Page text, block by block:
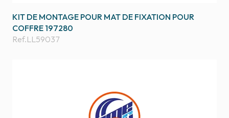
KIT DE MONTAGE POUR MAT DE FIXATION POUR
COFFRE 197280
Ref.LL59037